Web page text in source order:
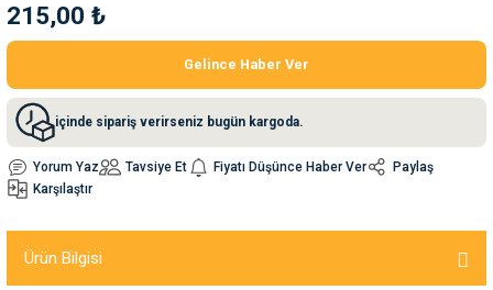
215,00 ₺
Gelince Haber Ver
içinde sipariş verirseniz bugün kargoda.
Yorum Yaz Tavsiye Et Fiyatı Düşünce Haber Ver
Paylaş
Karşılaştır
Ürün Bilgisi